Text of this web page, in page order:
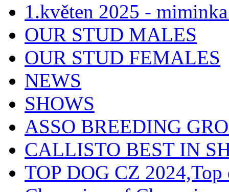
1.květen 2025 -
OUR STUD MALES
OUR STUD FEMALES
NEWS
SHOWS
ASSO BREEDING
CALLISTO BEST IN
TOP DOG CZ